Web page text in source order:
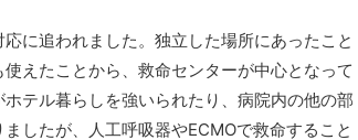
に追われました。独立した場所にあったこと
えたことから、救命センターが中心となって
テル暮らしを強いられたり、病院内の他の部
したが、人工呼吸器やECMOで救命すること